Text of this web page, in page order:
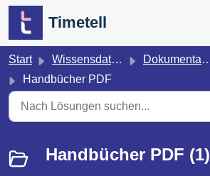
Zum hauptsächlichen Inhalt gehen
Timetell
Start Wissensdatenbank
Dokumentation
Handbücher PDF
Handbücher PDF (1)